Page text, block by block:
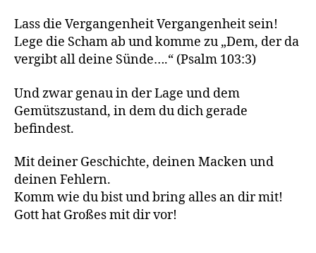
Lass die Vergangenheit Vergangenheit sein!
Lege die Scham ab und komme zu „Dem, der da
vergibt all deine Sünde….“ (Psalm 103:3)
Und zwar genau in der Lage und dem
Gemütszustand, in dem du dich gerade
befindest.
Mit deiner Geschichte, deinen Macken und
deinen Fehlern.
Komm wie du bist und bring alles an dir mit!
Gott hat Großes mit dir vor!